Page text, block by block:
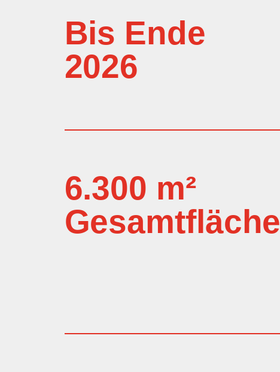
Bis Ende
2026
6.300 m²
Gesamtfläche